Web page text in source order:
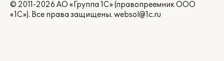
© 2011-2026 АО «Группа 1С» (правопреемник ООО
«1С»). Все права защищены. websol@1c.ru